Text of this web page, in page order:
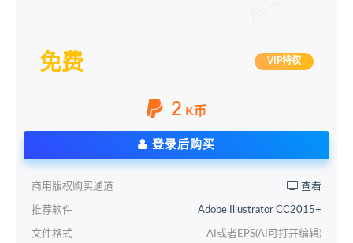
免费 VIP特权
2 K币
登录后购买
商用版权购买通道 查看
推荐软件 Adobe Illustrator CC2015+
文件格式 AI或者EPS(AI可打开编辑)